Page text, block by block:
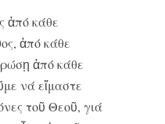
ἀπό κάθε
ἀπό κάθε
ἀπό κάθε
νά εἴμαστε
τοῦ Θεοῦ, γιά